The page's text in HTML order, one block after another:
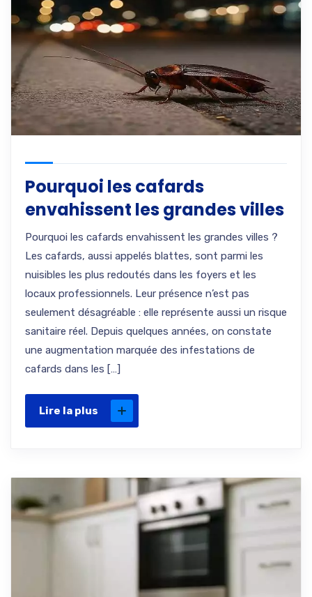
Pourquoi les cafards
envahissent les grandes villes
Pourquoi les cafards envahissent les grandes villes ?
Les cafards, aussi appelés blattes, sont parmi les
nuisibles les plus redoutés dans les foyers et les
locaux professionnels. Leur présence n’est pas
seulement désagréable : elle représente aussi un risque
sanitaire réel. Depuis quelques années, on constate
une augmentation marquée des infestations de
cafards dans les […]
Lire la plus